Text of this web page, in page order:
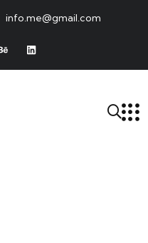
info.me@gmail.com